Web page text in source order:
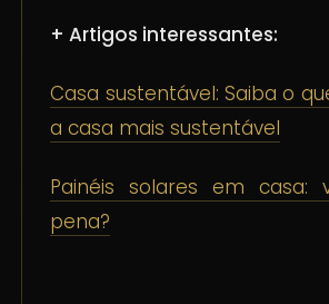
+ Artigos interessantes:
Casa sustentável: Saiba o
a casa mais sustentável
Painéis solares em casa:
pena?